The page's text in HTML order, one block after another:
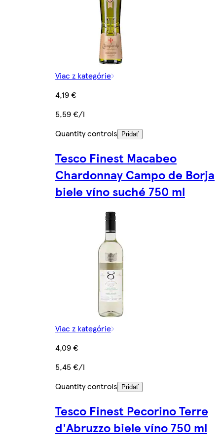
Viac z kategórie
4,19 €
5,59 €/l
Quantity controls
Pridať
Tesco Finest Macabeo
Chardonnay Campo de Borja
biele víno suché 750 ml
Viac z kategórie
4,09 €
5,45 €/l
Quantity controls
Pridať
Tesco Finest Pecorino Terre
d'Abruzzo biele víno 750 ml